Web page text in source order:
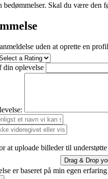
bedømmelser. Skal du være den
uden at oprette en
din oplevelse
at uploade billeder til
Drag & Drop
er baseret på min egen